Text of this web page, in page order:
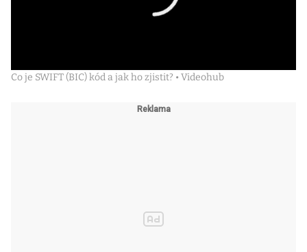
Co je SWIFT (BIC) kód a jak ho zjistit? • Videohub